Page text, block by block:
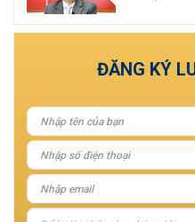
ĐĂNG KÝ